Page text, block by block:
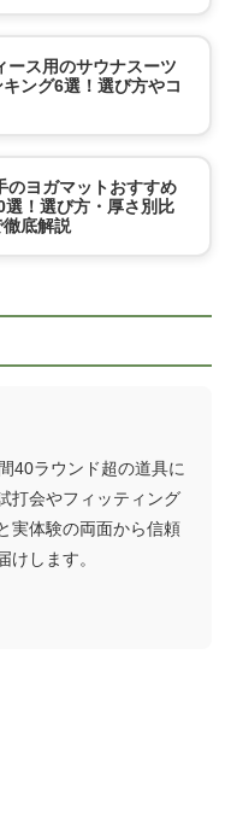
ース用のサウナスーツ
ング6選！選び方やコ
のヨガマットおすすめ
選！選び方・厚さ別比
底解説
40ラウンド超の道具に
打会やフィッティング
実体験の両面から信頼
けします。